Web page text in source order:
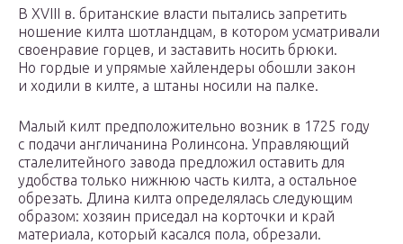
В XVIII в. британские власти пытались запретить
ношение килта шотландцам, в котором усматривали
своенравие горцев, и заставить носить брюки.
Но гордые и упрямые хайлендеры обошли закон
и ходили в килте, а штаны носили на палке.
Малый килт предположительно возник в 1725 году
с подачи англичанина Ролинсона. Управляющий
сталелитейного завода предложил оставить для
удобства только нижнюю часть килта, а остальное
обрезать. Длина килта определялась следующим
образом: хозяин приседал на корточки и край
материала, который касался пола, обрезали.